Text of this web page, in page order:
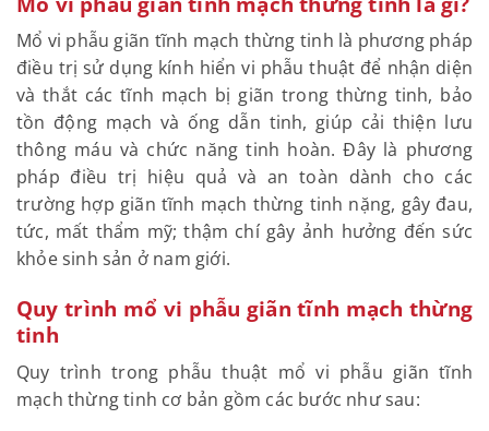
Mổ vi phẫu giãn tĩnh mạch thừng tinh là phương pháp
điều trị sử dụng kính hiển vi phẫu thuật để nhận diện
và thắt các tĩnh mạch bị giãn trong thừng tinh, bảo
tồn động mạch và ống dẫn tinh, giúp cải thiện lưu
thông máu và chức năng tinh hoàn. Đây là phương
pháp điều trị hiệu quả và an toàn dành cho các
trường hợp giãn tĩnh mạch thừng tinh nặng, gây đau,
tức, mất thẩm mỹ; thậm chí gây ảnh hưởng đến sức
khỏe sinh sản ở nam giới.
Quy trình mổ vi phẫu giãn tĩnh mạch thừng
tinh
Quy trình trong phẫu thuật mổ vi phẫu giãn tĩnh
mạch thừng tinh cơ bản gồm các bước như sau: